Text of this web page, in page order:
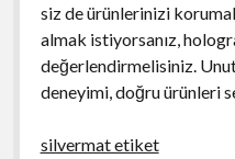
siz de ürünlerinizi
almak istiyorsanız,
değerlendirmelisiniz.
deneyimi, doğru ürünleri
silvermat etiket